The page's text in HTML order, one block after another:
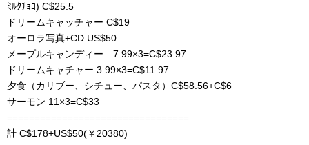
ﾐﾙｸﾁｮｺ) C$25.5
ドリームキャッチャー C$19
オーロラ写真+CD US$50
メープルキャンディー 7.99×3=C$23.97
ドリームキャチャー 3.99×3=C$11.97
夕食（カリブー、シチュー、パスタ）C$58.56+C$6
サーモン 11×3=C$33
=================================
計 C$178+US$50(￥20380)